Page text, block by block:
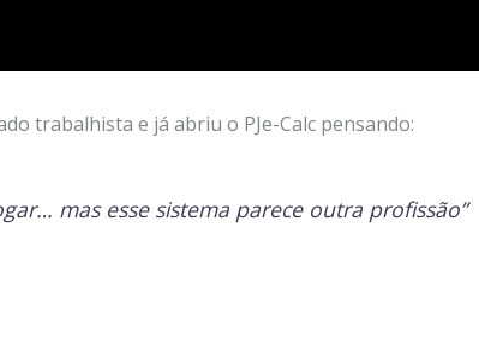
trabalhista e já abriu o PJe-Calc pensando:
mas esse sistema parece outra profissão”